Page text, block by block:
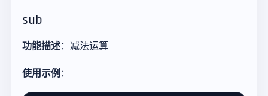
sub
功能描述：减法运算
使用示例：